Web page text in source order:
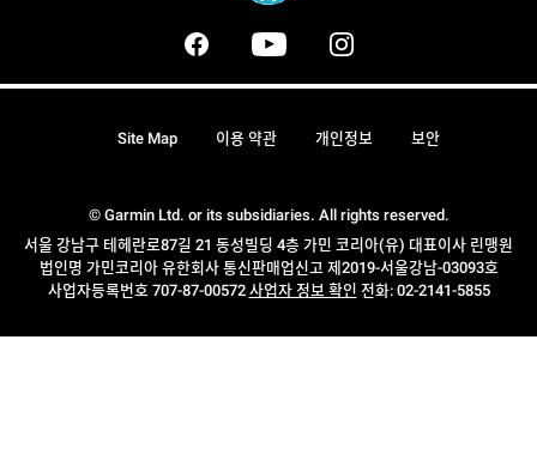
© Garmin Ltd. or its subsidiaries. All rights reserved.
서울 강남구 테헤란로87길 21 동성빌딩 4층 가민 코리아(유) 대표이사 린맹원
법인명 가민코리아 유한회사 통신판매업신고 제2019-서울강남-03093호
사업자등록번호 707-87-00572 사업자 정보 확인 전화: 02-2141-5855
Site Map 이용 약관 개인정보 보안